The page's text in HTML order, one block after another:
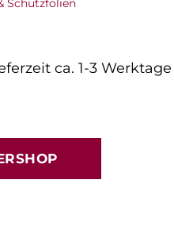
ca. 1-3 Werktage
Schutzfolien